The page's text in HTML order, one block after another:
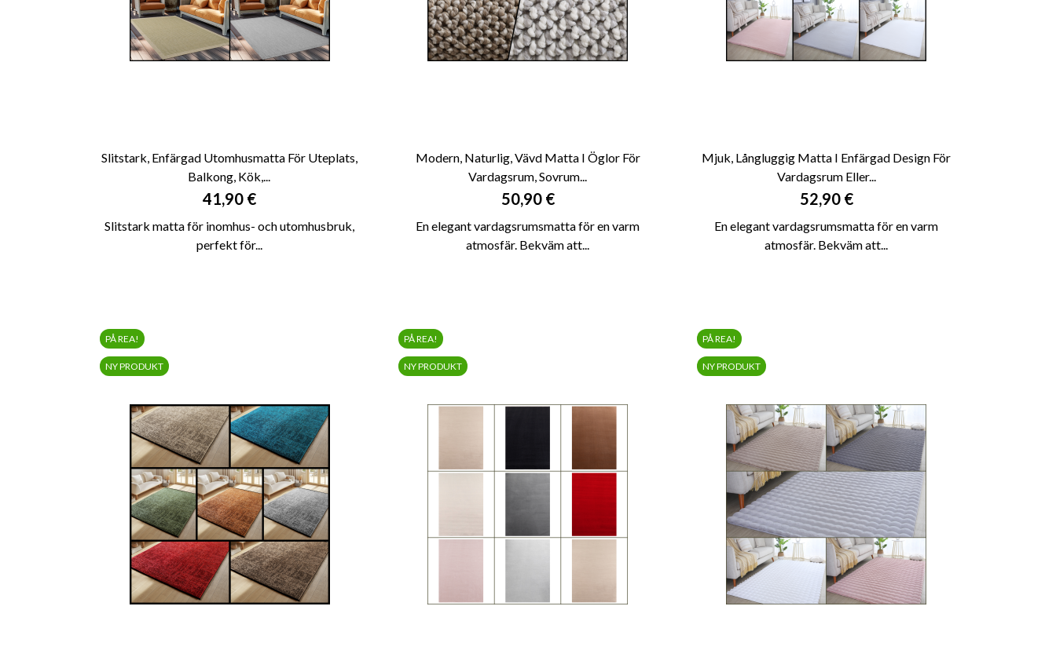
SNABBVY
Slitstark, Enfärgad Utomhusmatta För Uteplats,
Balkong, Kök,...
Pris
41,90 €
Slitstark matta för inomhus- och utomhusbruk,
perfekt för...
SNABBVY
Modern, Naturlig, Vävd Matta I Öglor För
Vardagsrum, Sovrum...
Pris
50,90 €
En elegant vardagsrumsmatta för en varm
atmosfär. Bekväm att...
SNABBVY
Mjuk, Långluggig Matta I Enfärgad Design För
Vardagsrum Eller...
Pris
52,90 €
En elegant vardagsrumsmatta för en varm
atmosfär. Bekväm att...
PÅ REA!
NY PRODUKT
PÅ REA!
NY PRODUKT
PÅ REA!
NY PRODUKT